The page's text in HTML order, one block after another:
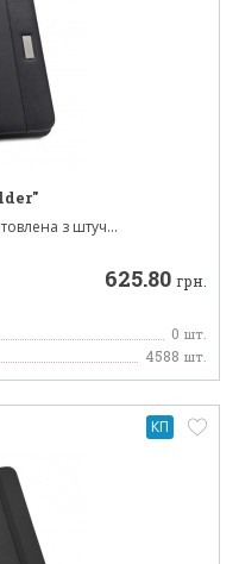
​​з штуч...
625.80 грн.
0 шт.
4588 шт.
КП